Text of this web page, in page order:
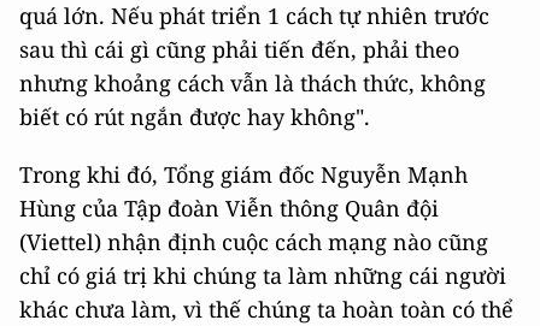
quá lớn. Nếu phát triển 1 cách tự nhiên trước
sau thì cái gì cũng phải tiến đến, phải theo
nhưng khoảng cách vẫn là thách thức, không
biết có rút ngắn được hay không".
Trong khi đó, Tổng giám đốc Nguyễn Mạnh
Hùng của Tập đoàn Viễn thông Quân đội
(Viettel) nhận định cuộc cách mạng nào cũng
chỉ có giá trị khi chúng ta làm những cái người
khác chưa làm, vì thế chúng ta hoàn toàn có thể